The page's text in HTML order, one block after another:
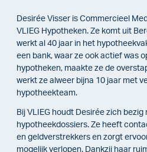
Desirée Visser is Commercieel
VLIEG Hypotheken. Ze komt uit
werkt al 40 jaar in het
een bank, waar ze ook actief was
hypotheken, maakte ze de
werkt ze alweer bijna 10 jaar met
hypotheekteam.
Bij VLIEG houdt Desirée zich
hypotheekdossiers. Ze heeft
en geldverstrekkers en zorgt
mogelijk verlopen. Dankzij haar